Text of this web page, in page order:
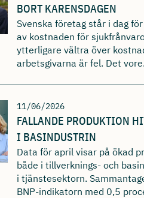
BORT KARENSDAGEN
Svenska företag står i dag
av kostnaden för
ytterligare vältra över
arbetsgivarna är fel. Det
11/06/2026
FALLANDE PRODUKTION
I BASINDUSTRIN
Data för april visar på ökad
både i tillverknings- och
i tjänstesektorn.
BNP-indikatorn med 0,5